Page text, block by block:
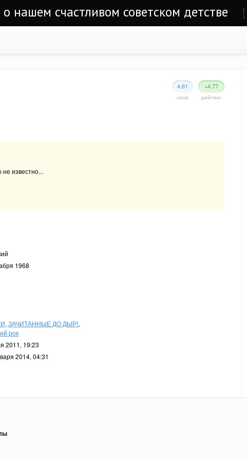
о нашем счастливом советском детстве
+4.77
рейтинг
4.61
сила
не известно...
1968
ЗАЧИТАННЫЕ ДО ДЫР!,
рок
2011, 19:23
2014, 04:31